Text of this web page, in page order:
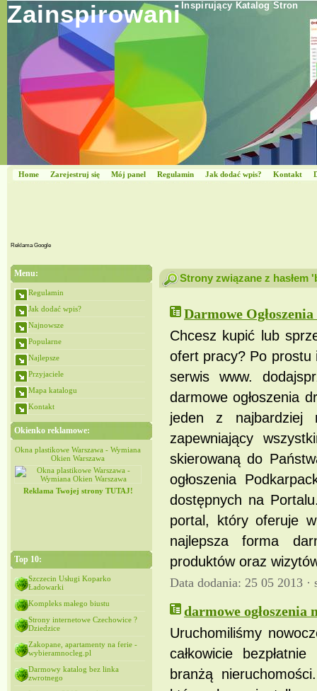
Zainspirowani Inspirujący Katalog Stron
Home Zarejestruj się Mój panel Regulamin Jak dodać wpis? Kontakt
Reklama Google
Menu:
Regulamin
Jak dodać wpis?
Najnowsze
Popularne
Najlepsze
Przyjaciele
Mapa katalogu
Kontakt
Okienko reklamowe:
Okna plastikowe Warszawa - Wymiana
Okien Warszawa
Okna plastikowe Warszawa - Wymiana
Okien Warszawa
Reklama Twojej strony TUTAJ!
Top 10:
Szczecin Usługi Koparko
Ładowarki
Kompleks małego biustu
Strony internetowe Czechowice ?
Dziedzice
Zakopane, apartamenty na ferie -
wybieramnocleg.pl
Darmowy katalog bez linka
zwrotnego
Strony związane z hasłem
Darmowe
Chcesz kupić lub
ofert pracy? Po prostu
serwis www.
darmowe ogłoszenia
jeden z najbardziej
zapewniający
skierowaną do
ogłoszenia
dostępnych na
portal, który oferuje
najlepsza forma
produktów oraz
Data dodania: 25 05 2013 ·
darmowe ogłoszenia
Uruchomiliśmy
całkowicie
branżą